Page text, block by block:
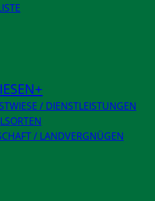
/ DIENSTLEISTUNGEN
/ LANDVERGNÜGEN